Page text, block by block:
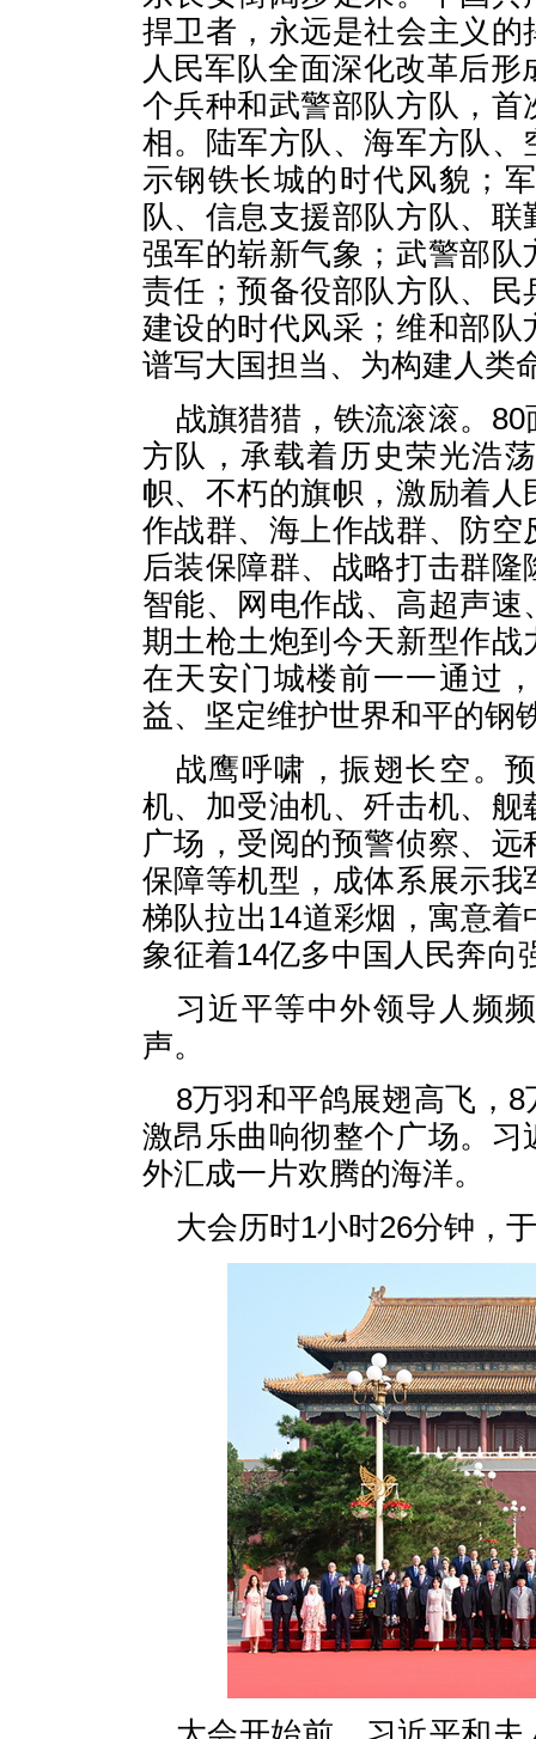
捍卫者，永远是社会主义
人民军队全面深化改革后
个兵种和武警部队方队，
相。陆军方队、海军方队
示钢铁长城的时代风貌；
队、信息支援部队方队、
强军的崭新气象；武警部
责任；预备役部队方队、
建设的时代风采；维和部
谱写大国担当、为构建人类
战旗猎猎，铁流滚滚。
方队，承载着历史荣光浩
帜、不朽的旗帜，激励着
作战群、海上作战群、防
后装保障群、战略打击群
智能、网电作战、高超声
期土枪土炮到今天新型作
在天安门城楼前一一通过
益、坚定维护世界和平的钢
战鹰呼啸，振翅长空。
机、加受油机、歼击机、
广场，受阅的预警侦察、
保障等机型，成体系展示
梯队拉出14道彩烟，寓意
象征着14亿多中国人民奔向
习近平等中外领导人频
声。
8万羽和平鸽展翅高飞，
激昂乐曲响彻整个广场。
外汇成一片欢腾的海洋。
大会历时1小时26分钟，